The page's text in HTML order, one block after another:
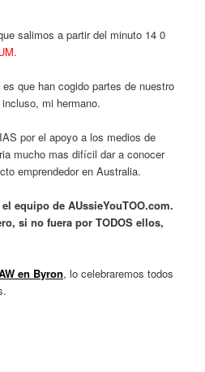
salimos a partir del minuto 14 0
que han cogido partes de nuestro
mi hermano.
por el apoyo a los medios de
mucho mas difícil dar a conocer
emprendedor en Australia.
equipo de AUssieYouTOO.com.
si no fuera por TODOS ellos,
en Byron, lo celebraremos todos